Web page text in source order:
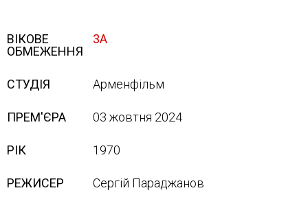
ВІКОВЕ
ОБМЕЖЕННЯ
3А
СТУДІЯ Арменфільм
ПРЕМ'ЄРА 03 жовтня 2024
РІК 1970
РЕЖИСЕР Сергій Параджанов